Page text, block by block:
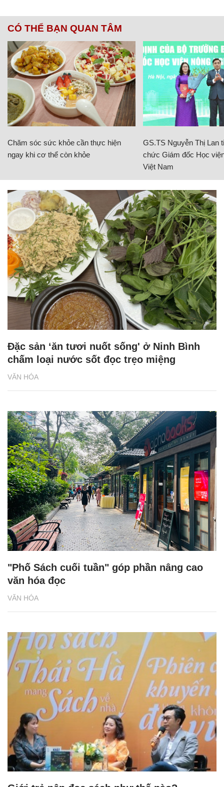
CÓ THỂ BẠN QUAN TÂM
Chăm sóc sức khỏe cần thực hiện
ngay khi cơ thể còn khỏe
GS.TS Nguyễn Thị Lan
chức Giám đốc Học
Việt Nam
VĂN HÓA
Đặc sản ‘ăn tươi nuốt sống' ở Ninh Bình
chấm loại nước sốt đọc trẹo miệng
VĂN HÓA
"Phố Sách cuối tuần" góp phần nâng cao
văn hóa đọc